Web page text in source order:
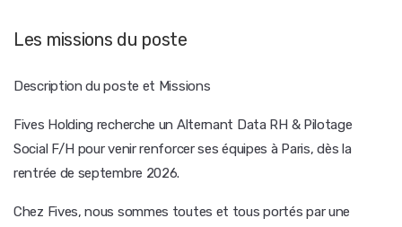
Les missions du poste
Description du poste et Missions
Fives Holding recherche un Alternant Data RH & Pilotage
Social F/H pour venir renforcer ses équipes à Paris, dès la
rentrée de septembre 2026.
Chez Fives, nous sommes toutes et tous portés par une